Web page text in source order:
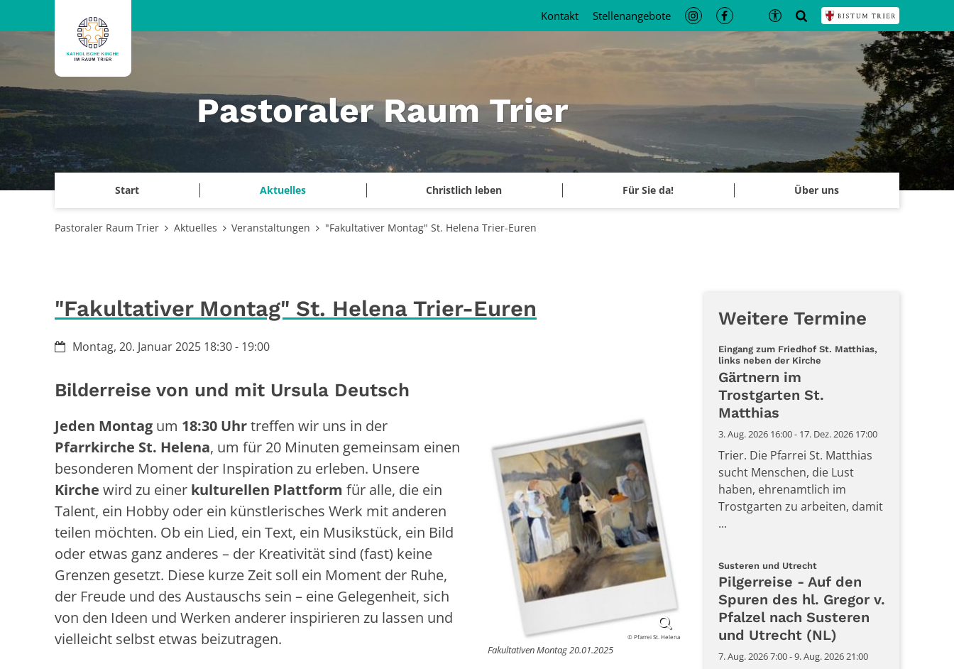
Pastoraler Raum Trier
Start Aktuelles Christlich leben Für Sie da! Über uns
Kontakt Stellenangebote
Pastoraler Raum Trier Aktuelles Veranstaltungen "Fakultativer Montag" St. Helena Trier-Euren
"Fakultativer Montag" St. Helena Trier-Euren
Datum:Montag, 20. Januar 2025 18:30 - 19:00
Bilderreise von und mit Ursula Deutsch
© Pfarrei St. Helena
Fakultativen Montag 20.01.2025
Jeden Montag um 18:30 Uhrtreffen wir uns in der
Pfarrkirche St. Helena, um für 20 Minuten gemeinsam einen
besonderen Moment der Inspiration zu erleben. Unsere
Kirche wird zu einer kulturellen Plattform für alle, die ein
Talent, ein Hobby oder ein künstlerisches Werk mit anderen
teilen möchten. Ob ein Lied, ein Text, ein Musikstück, ein Bild
oder etwas ganz anderes – der Kreativität sind (fast) keine
Grenzen gesetzt. Diese kurze Zeit soll ein Moment der Ruhe,
der Freude und des Austauschs sein – eine Gelegenheit, sich
von den Ideen und Werken anderer inspirieren zu lassen und
vielleicht selbst etwas beizutragen.
Weitere Termine
Eingang zum Friedhof St. Matthias,
links neben der Kirche
Gärtnern im
Trostgarten St.
Matthias
3. Aug. 2026 16:00 - 17. Dez. 2026 17:00
Trier. Die Pfarrei St. Matthias
sucht Menschen, die Lust
haben, ehrenamtlich im
Trostgarten zu arbeiten, damit
...
Susteren und Utrecht:
Pilgerreise - Auf den
Spuren des hl. Gregor v.
Pfalzel nach Susteren
und Utrecht (NL)
7. Aug. 2026 7:00 - 9. Aug. 2026 21:00